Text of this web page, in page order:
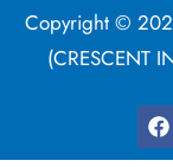
Copyright ©
(CRESCENT
F
a
c